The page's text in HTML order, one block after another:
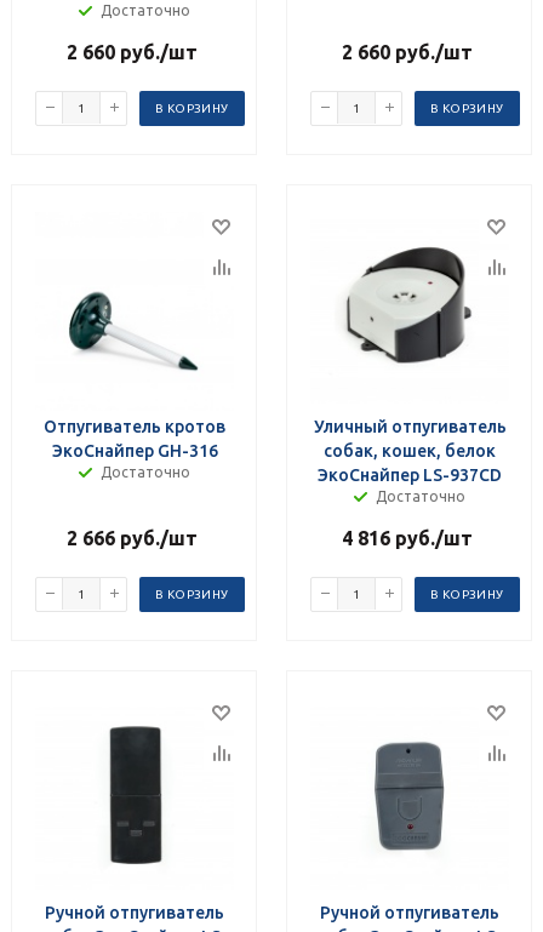
Достаточно
2 660 руб./шт
В КОРЗИНУ
2 660 руб./шт
В КОРЗИНУ
Отпугиватель кротов
ЭкоСнайпер GH-316
Достаточно
2 666 руб./шт
В КОРЗИНУ
Уличный отпугиватель
собак, кошек, белок
ЭкоСнайпер LS-937CD
Достаточно
4 816 руб./шт
В КОРЗИНУ
Ручной отпугиватель
Ручной отпугиватель